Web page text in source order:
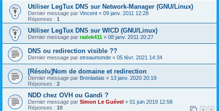
Utiliser LegTux DNS sur Network-Manager (GNU/Linux)
Dernier message par Vincent « 09 janv. 2011 12:28
Réponses : 1
Utiliser LegTux DNS sur WICD (GNU/Linux)
Dernier message par radek411 « 08 janv. 2011 20:27
DNS ou redirection visible ??
Dernier message par etreaumonde « 05 févr. 2021 14:34
[Résolu]Nom de domaine et redirection
Dernier message par Brenladais « 13 janv. 2020 20:19
Réponses : 2
NDD chez OVH ou Gandi ?
Dernier message par Simon Le Guével « 01 juin 2019 12:58
Réponses : 10